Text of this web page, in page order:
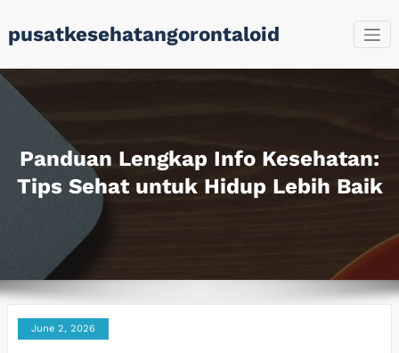
to
content
pusatkesehatangorontaloid
Panduan Lengkap Info Kesehatan:
Tips Sehat untuk Hidup Lebih Baik
June 2, 2026